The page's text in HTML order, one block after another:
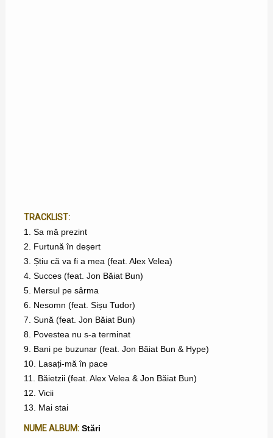
TRACKLIST:
1. Sa mă prezint
2. Furtună în deșert
3. Știu că va fi a mea (feat. Alex Velea)
4. Succes (feat. Jon Băiat Bun)
5. Mersul pe sârma
6. Nesomn (feat. Sișu Tudor)
7. Sună (feat. Jon Băiat Bun)
8. Povestea nu s-a terminat
9. Bani pe buzunar (feat. Jon Băiat Bun & Hype)
10. Lasați-mă în pace
11. Băietzii (feat. Alex Velea & Jon Băiat Bun)
12. Vicii
13. Mai stai
NUME ALBUM: Stări